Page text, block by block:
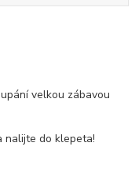
velkou zábavou
nalijte do klepeta!